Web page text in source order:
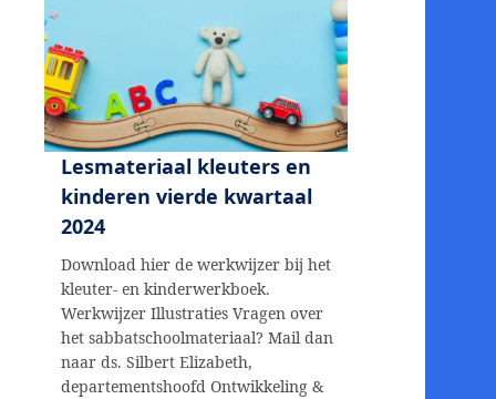
Lesmateriaal kleuters en
kinderen vierde kwartaal
2024
Download hier de werkwijzer bij het
kleuter- en kinderwerkboek.
Werkwijzer Illustraties Vragen over
het sabbatschoolmateriaal? Mail dan
naar ds. Silbert Elizabeth,
departementshoofd Ontwikkeling &